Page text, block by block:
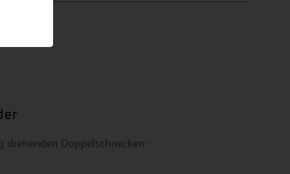
Doppelschnecken-